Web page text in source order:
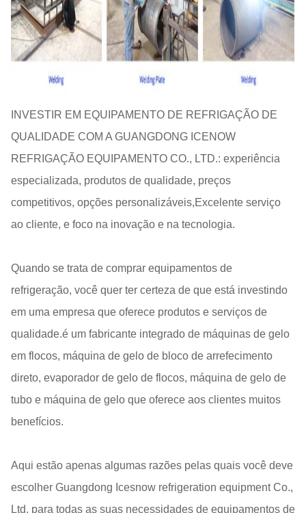
INVESTIR EM EQUIPAMENTO DE REFRIGAÇÃO DE
QUALIDADE COM A GUANGDONG ICENOW
REFRIGAÇÃO EQUIPAMENTO CO., LTD.: experiência
especializada, produtos de qualidade, preços
competitivos, opções personalizáveis,Excelente serviço
ao cliente, e foco na inovação e na tecnologia.
Quando se trata de comprar equipamentos de
refrigeração, você quer ter certeza de que está investindo
em uma empresa que oferece produtos e serviços de
qualidade.é um fabricante integrado de máquinas de gelo
em flocos, máquina de gelo de bloco de arrefecimento
direto, evaporador de gelo de flocos, máquina de gelo de
tubo e máquina de gelo que oferece aos clientes muitos
benefícios.
Aqui estão apenas algumas razões pelas quais você deve
escolher Guangdong Icesnow refrigeration equipment Co.,
Ltd. para todas as suas necessidades de equipamentos de